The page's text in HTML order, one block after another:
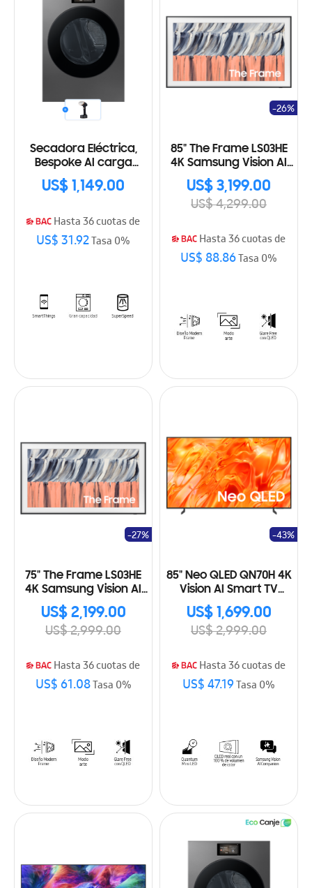
Secadora Eléctrica,
Bespoke AI carga
frontal 24 Kg, AI Home y
AI OptiDry+™
US$ 1,149.00
Hasta 36 cuotas de
US$ 31.92Tasa 0%
85" The Frame LS03HE
4K Samsung Vision AI
Smart TV (2026)
US$ 3,199.00
US$ 4,299.00
-26%
Hasta 36 cuotas de
US$ 88.86Tasa 0%
75" The Frame LS03HE
4K Samsung Vision AI
Smart TV (2026)
US$ 2,199.00
US$ 2,999.00
-27%
Hasta 36 cuotas de
US$ 61.08Tasa 0%
85" Neo QLED QN70H 4K
Vision AI Smart TV
(2026)
US$ 1,699.00
US$ 2,999.00
-43%
Hasta 36 cuotas de
US$ 47.19Tasa 0%